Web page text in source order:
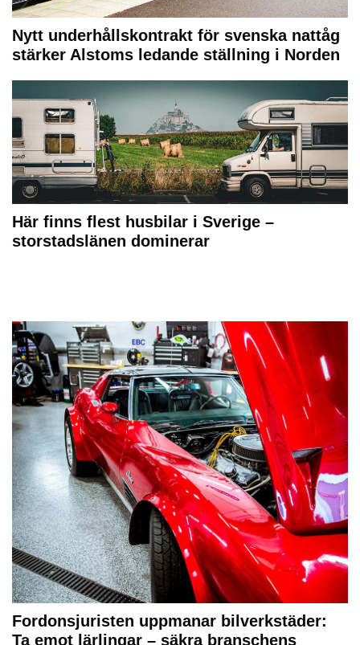
Nytt underhållskontrakt för svenska nattåg
stärker Alstoms ledande ställning i Norden
Här finns flest husbilar i Sverige –
storstadslänen dominerar
Fordonsjuristen uppmanar bilverkstäder:
Ta emot lärlingar – säkra branschens